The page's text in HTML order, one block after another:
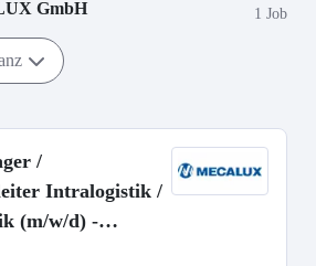
GmbH 1 Job
/
Intralogistik /
(m/w/d) -